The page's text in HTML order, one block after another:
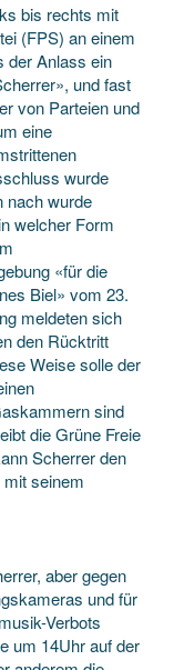
bis rechts mit
(FPS) an einem
der Anlass ein
und fast
von Parteien und
eine
wurde
nach wurde
welcher Form
«für die
Biel» vom 23.
meldeten sich
den Rücktritt
Weise solle der
sind
die Grüne Freie
Scherrer den
seinem
aber gegen
und für
Verbots
um 14Uhr auf der